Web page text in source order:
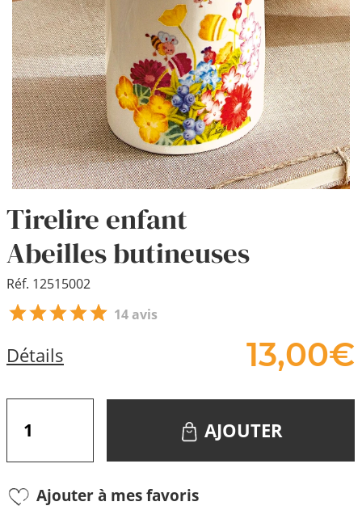
Tirelire enfant
Abeilles butineuses
Réf. 12515002
14 avis
Détails 13,00€
AJOUTER
Ajouter à mes favoris